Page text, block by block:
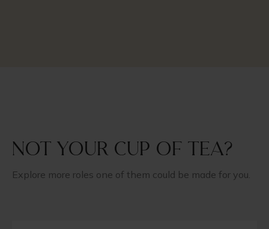
Not your cup of tea?
Explore more roles one of them could be made for you.